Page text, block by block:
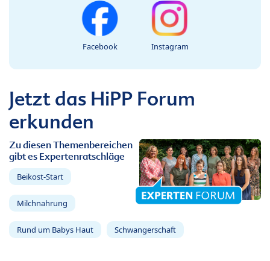
Facebook Instagram
Jetzt das HiPP Forum
erkunden
Zu diesen Themenbereichen
gibt es Expertenratschläge
Beikost-Start
Milchnahrung
Rund um Babys Haut Schwangerschaft